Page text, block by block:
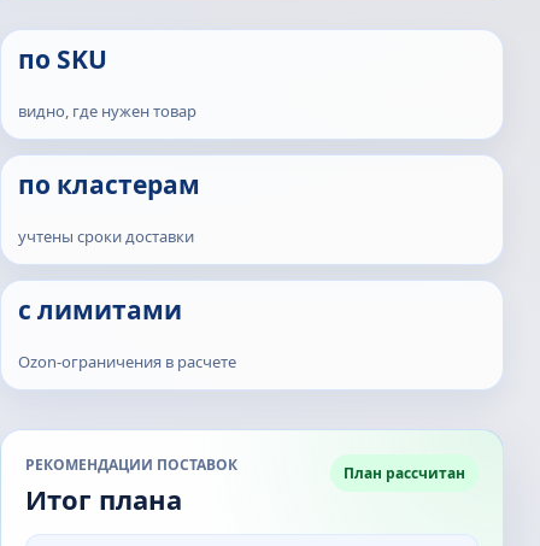
по SKU
видно, где нужен товар
по кластерам
учтены сроки доставки
с лимитами
Ozon-ограничения в расчете
РЕКОМЕНДАЦИИ ПОСТАВОК
Итог плана
План рассчитан